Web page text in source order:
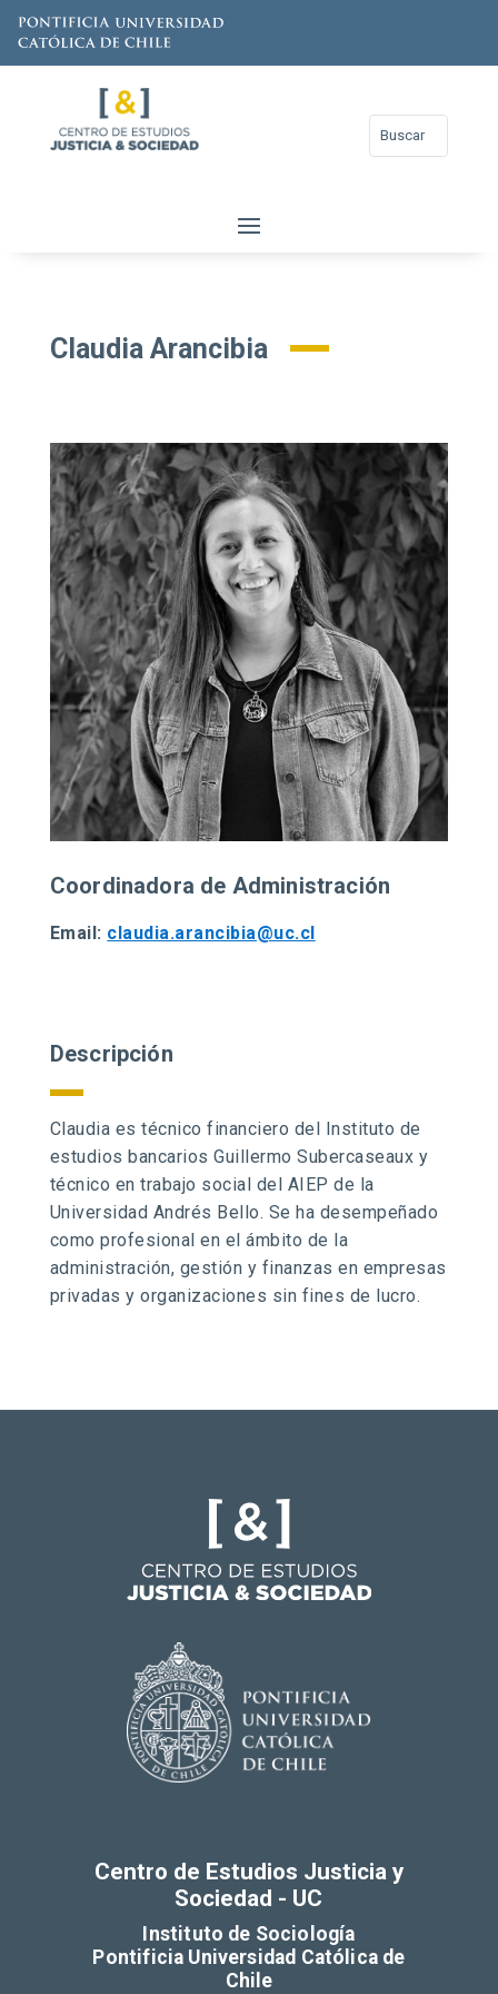
Claudia Arancibia
Coordinadora de Administración
Email: claudia.arancibia@uc.cl
Descripción
Claudia es técnico financiero del Instituto de
estudios bancarios Guillermo Subercaseaux y
técnico en trabajo social del AIEP de la
Universidad Andrés Bello. Se ha desempeñado
como profesional en el ámbito de la
administración, gestión y finanzas en empresas
privadas y organizaciones sin fines de lucro.
Centro de Estudios Justicia y
Sociedad - UC
Instituto de Sociología
Pontificia Universidad Católica de
Chile